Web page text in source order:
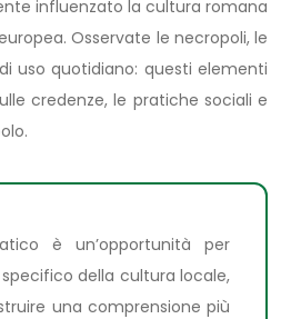
influenzato la cultura romana
Osservate le necropoli, le
uso quotidiano: questi elementi
credenze, le pratiche sociali e
è un’opportunità per
della cultura locale,
una comprensione più